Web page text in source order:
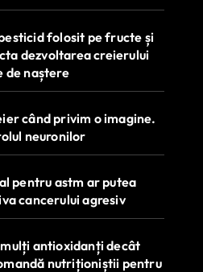
folosit pe fructe și
dezvoltarea creierului
de naștere
când privim o imagine.
neuronilor
pentru astm ar putea
cancerului agresiv
antioxidanți decât
nutriționiștii pentru